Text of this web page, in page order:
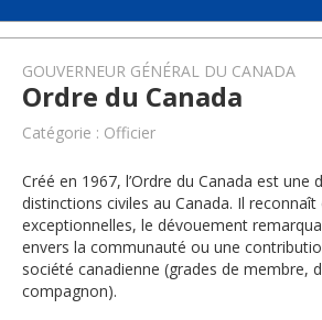
GOUVERNEUR GÉNÉRAL DU CANADA
Ordre du Canada
Catégorie : Officier
Créé en 1967, l’Ordre du Canada est une
distinctions civiles au Canada. Il
exceptionnelles, le dévouement
envers la communauté ou une
société canadienne (grades de membre,
compagnon).